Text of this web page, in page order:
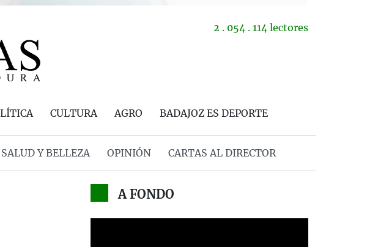
2 . 054 . 114 lectores
CULTURA AGRO BADAJOZ ES DEPORTE
SALUD Y BELLEZA OPINIÓN CARTAS AL DIRECTOR
A FONDO